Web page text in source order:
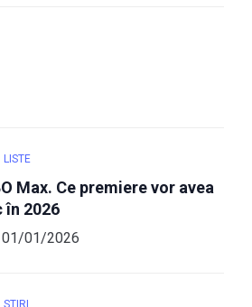
LISTE
Max. Ce premiere vor avea
în 2026
01/01/2026